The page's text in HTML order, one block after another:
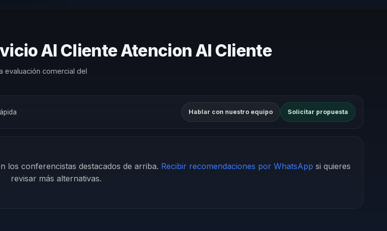
Al Cliente Atencion Al Cliente
evaluación comercial del
Hablar con nuestro equipo Solicitar propuesta
los conferencistas destacados de arriba. Recibir recomendaciones por WhatsApp si quieres
revisar más alternativas.